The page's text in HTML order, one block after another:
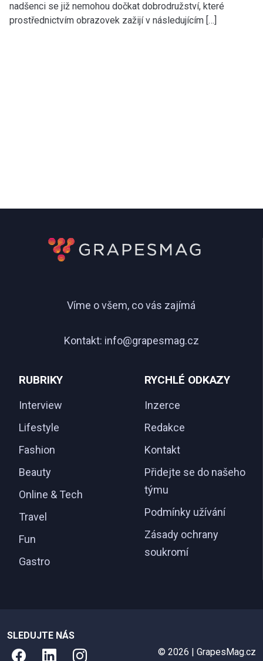
nadšenci se již nemohou dočkat dobrodružství, které
prostřednictvím obrazovek zažijí v následujícím […]
Víme o všem, co vás zajímá
Kontakt: info@grapesmag.cz
RUBRIKY
Interview
Lifestyle
Fashion
Beauty
Online & Tech
Travel
Fun
Gastro
RYCHLÉ ODKAZY
Inzerce
Redakce
Kontakt
Přidejte se do našeho
týmu
Podmínky užívání
Zásady ochrany
soukromí
SLEDUJTE NÁS
© 2026 | GrapesMag.cz